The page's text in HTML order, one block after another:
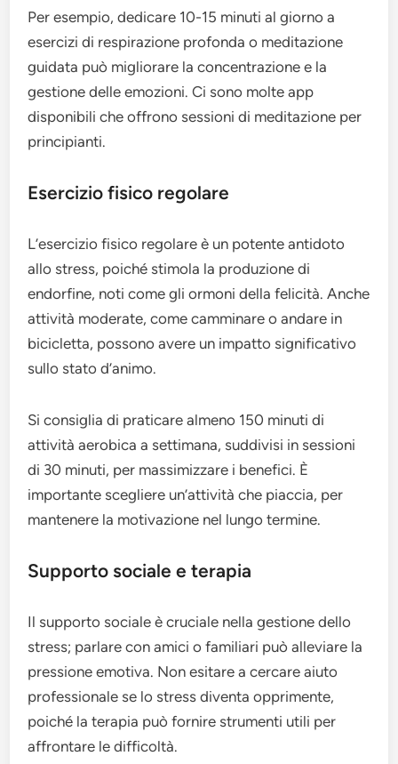
Per esempio, dedicare 10-15 minuti al giorno a
esercizi di respirazione profonda o meditazione
guidata può migliorare la concentrazione e la
gestione delle emozioni. Ci sono molte app
disponibili che offrono sessioni di meditazione per
principianti.
Esercizio fisico regolare
L’esercizio fisico regolare è un potente antidoto
allo stress, poiché stimola la produzione di
endorfine, noti come gli ormoni della felicità. Anche
attività moderate, come camminare o andare in
bicicletta, possono avere un impatto significativo
sullo stato d’animo.
Si consiglia di praticare almeno 150 minuti di
attività aerobica a settimana, suddivisi in sessioni
di 30 minuti, per massimizzare i benefici. È
importante scegliere un’attività che piaccia, per
mantenere la motivazione nel lungo termine.
Supporto sociale e terapia
Il supporto sociale è cruciale nella gestione dello
stress; parlare con amici o familiari può alleviare la
pressione emotiva. Non esitare a cercare aiuto
professionale se lo stress diventa opprimente,
poiché la terapia può fornire strumenti utili per
affrontare le difficoltà.